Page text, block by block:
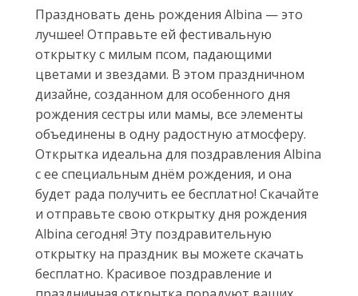
Праздновать день рождения Albina — это
лучшее! Отправьте ей фестивальную
открытку с милым псом, падающими
цветами и звездами. В этом праздничном
дизайне, созданном для особенного дня
рождения сестры или мамы, все элементы
объединены в одну радостную атмосферу.
Открытка идеальна для поздравления Albina
с ее специальным днём рождения, и она
будет рада получить ее бесплатно! Скачайте
и отправьте свою открытку дня рождения
Albina сегодня! Эту поздравительную
открытку на праздник вы можете скачать
бесплатно. Красивое поздравление и